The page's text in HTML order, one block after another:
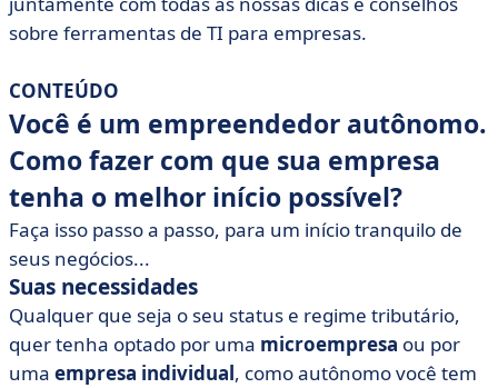
sobre ferramentas de TI para empresas.
CONTEÚDO
Você é um empreendedor autônomo.
Como fazer com que sua empresa
tenha o melhor início possível?
Faça isso passo a passo, para um início tranquilo de
seus negócios...
Suas necessidades
Qualquer que seja o seu status e regime tributário,
quer tenha optado por uma microempresa ou por
uma empresa individual, como autônomo você tem